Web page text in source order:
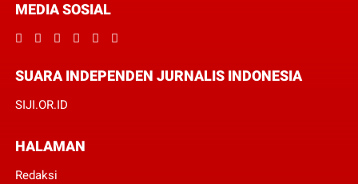
MEDIA SOSIAL
SUARA INDEPENDEN JURNALIS INDONESIA
SIJI.OR.ID
HALAMAN
Redaksi